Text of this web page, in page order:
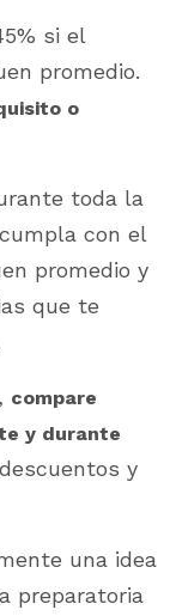
si el
promedio.
o
toda la
con el
promedio y
que te
compare
y durante
y
una idea
preparatoria